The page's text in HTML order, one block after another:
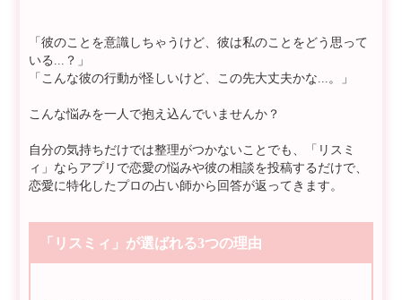
「彼のことを意識しちゃうけど、彼は私のことをどう思って
いる...？」
「こんな彼の行動が怪しいけど、この先大丈夫かな...。」
こんな悩みを一人で抱え込んでいませんか？
自分の気持ちだけでは整理がつかないことでも、「リスミ
ィ」ならアプリで恋愛の悩みや彼の相談を投稿するだけで、
恋愛に特化したプロの占い師から回答が返ってきます。
「リスミィ」が選ばれる3つの理由